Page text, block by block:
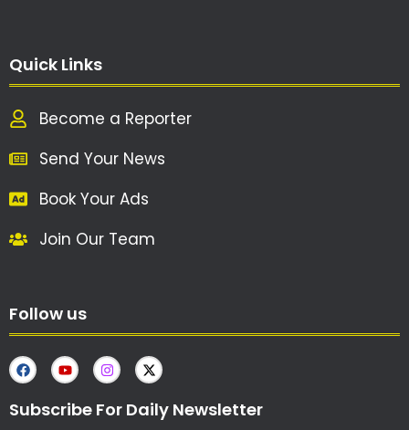
Quick Links
Become a Reporter
Send Your News
Book Your Ads
Join Our Team
Follow us
Subscribe For Daily Newsletter